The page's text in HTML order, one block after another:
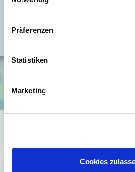
Präferenzen
Statistiken
Marketing
Cookies
Heizung
https://